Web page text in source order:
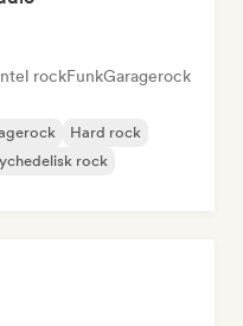
rockFunkGaragerock
Hard rock
rock